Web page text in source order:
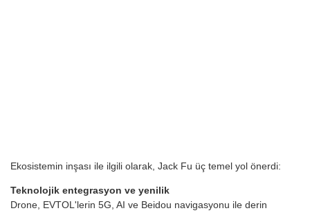
Ekosistemin inşası ile ilgili olarak, Jack Fu üç temel yol önerdi:
Teknolojik entegrasyon ve yenilik
Drone, EVTOL'lerin 5G, AI ve Beidou navigasyonu ile derin